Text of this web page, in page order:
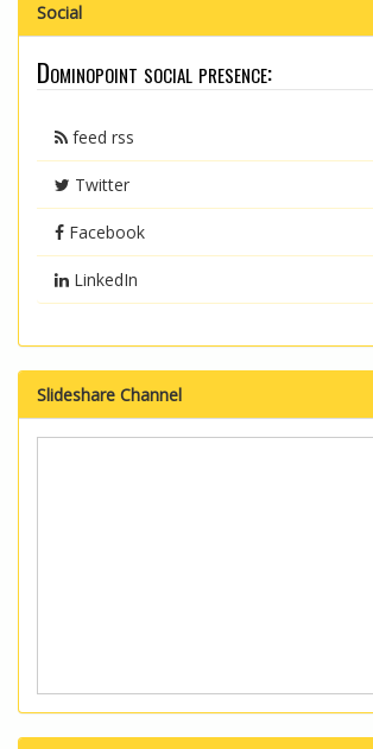
Social
Dominopoint social presence:
feed rss
Twitter
Facebook
LinkedIn
Slideshare Channel